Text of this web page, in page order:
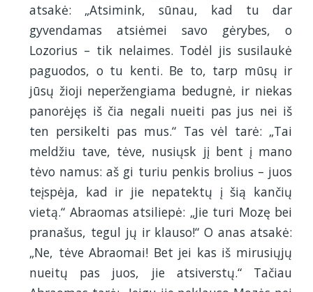
atsakė: „Atsimink, sūnau, kad tu dar
gyvendamas atsiėmei savo gėrybes, o
Lozorius – tik nelaimes. Todėl jis susilaukė
paguodos, o tu kenti. Be to, tarp mūsų ir
jūsų žioji neperžengiama bedugnė, ir niekas
panorėjęs iš čia negali nueiti pas jus nei iš
ten persikelti pas mus.“ Tas vėl tarė: „Tai
meldžiu tave, tėve, nusiųsk jį bent į mano
tėvo namus: aš gi turiu penkis brolius – juos
teįspėja, kad ir jie nepatektų į šią kančių
vietą.“ Abraomas atsiliepė: „Jie turi Mozę bei
pranašus, tegul jų ir klauso!“ O anas atsakė:
„Ne, tėve Abraomai! Bet jei kas iš mirusiųjų
nueitų pas juos, jie atsiverstų.“ Tačiau